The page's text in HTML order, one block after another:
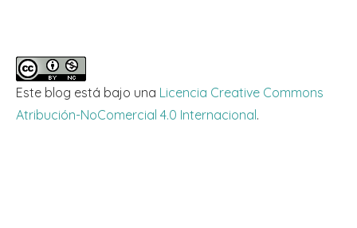
Este blog está bajo una Licencia Creative Commons
Atribución-NoComercial 4.0 Internacional.